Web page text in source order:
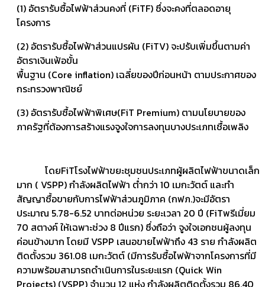
(1) อัตรารับซื้อไฟฟ้าส่วนคงที่ (FiTF)​ ​ซึ่งจะคงที่ตลอดอายุ
โครงการ
(2) อัตรารับซื้อไฟฟ้าส่วนแปรผัน (FiTV) จะปรับเพิ่มขึ้นตามค่า
อัตราเงินเฟ้อขั้น
พื้นฐาน (Core inflation) เฉลี่ยของปีก่อนหน้า ตามประกาศของ
กระทรวงพาณิชย์
(3) อัตรารับซื้อไฟฟ้าพิเศษ(FiT Premium) ตามนโยบายของ
ภาครัฐที่ต้องการสร้างแรงจูงใจการลงทุนบางประเภทเชื้อเพลิง
โดยFiTโรงไฟฟ้าขยะชุมชนประเภทผู้ผลิตไฟฟ้าขนาดเล็ก
มาก ( VSPP)​ กำลังผลิตไฟฟ้า ต่ำกว่า 10 เมกะวัตต์ และทำ
สัญญาซื้อขายกับการไฟฟ้าส่วนภูมิภาค (กฟภ.)​จะมีอัตรา
ประมาณ 5.78-6.52 บาทต่อหน่วย ระยะเวลา 20 ปี (FiTพรีเมี่ยม
70 สตางค์ ให้เฉพาะช่วง 8 ปีแรก)​ ซึ่งถือว่า จูงใจเอกชนผู้ลงทุน
ค่อนข้างมาก โดยมี VSPP เสนอขายไฟฟ้าถึง 43 ราย กำลังผลิต
ติดตั้งรวม 361.08 เมกะวัตต์ (มีการรับซื้อไฟฟ้าจากโครงการที่มี
ความพร้อมสามารถดำเนินการในระยะแรก (Quick Win
Projects) (VSPP) จำนวน 12 แห่ง กำลังผลิตติดตั้งรวม 86.40